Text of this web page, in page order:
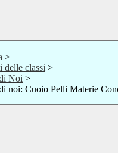
>
delle classi >
Noi >
noi: Cuoio Pelli Materie